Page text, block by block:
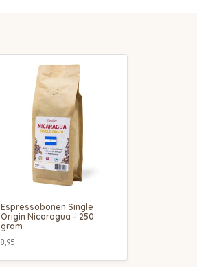
Espressobonen Single
Origin Nicaragua – 250
gram
8,95